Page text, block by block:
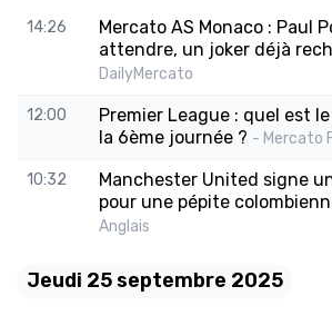
14:26
Mercato AS Monaco : Paul
attendre, un joker déjà
DailyMercato
12:00
Premier League : quel est
la 6ème journée ? - Mercato
10:32
Manchester United signe
pour une pépite
Anglais
Jeudi 25 septembre 2025